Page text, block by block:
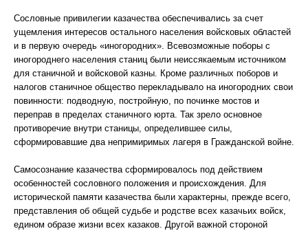
Сословные привилегии казачества обеспечивались за счет
ущемления интересов остального населения войсковых областей
и в первую очередь «иногородних». Всевозможные поборы с
иногороднего населения станиц были неиссякаемым источником
для станичной и войсковой казны. Кроме различных поборов и
налогов станичное общество перекладывало на иногородних свои
повинности: подводную, постройную, по починке мостов и
переправ в пределах станичного юрта. Так зрело основное
противоречие внутри станицы, определившее силы,
сформировавшие два непримиримых лагеря в Гражданской войне.
Самосознание казачества сформировалось под действием
особенностей сословного положения и происхождения. Для
исторической памяти казачества были характерны, прежде всего,
представления об общей судьбе и родстве всех казачьих войск,
едином образе жизни всех казаков. Другой важной стороной